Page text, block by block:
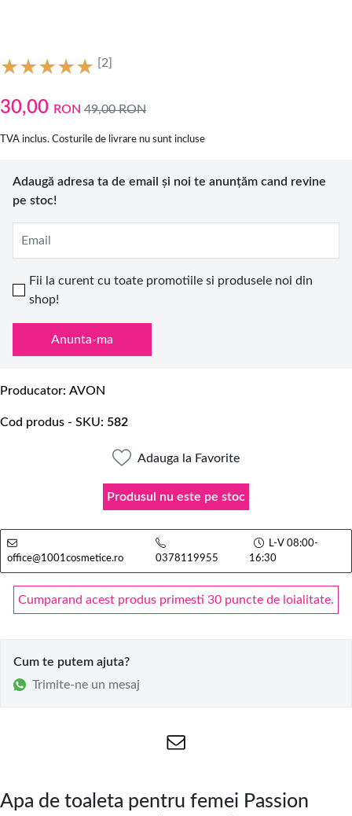
[2]
30,00 RON 49,00RON
TVA inclus. Costurile de livrare nu sunt incluse
Adaugă adresa ta de email și noi te anunțăm cand revine
pe stoc!
Email
Fii la curent cu toate promotiile si produsele noi din
shop!
Anunta-ma
Producator AVON
Cod produs - SKU 582
Adauga la Favorite
Produsul nu este pe stoc
office@1001cosmetice.ro 0378119955
L-V 08:00-
16:30
Cumparand acest produs primesti 30 puncte de loialitate.
Cum te putem ajuta?
Trimite-ne un mesaj
Apa de toaleta pentru femei Passion